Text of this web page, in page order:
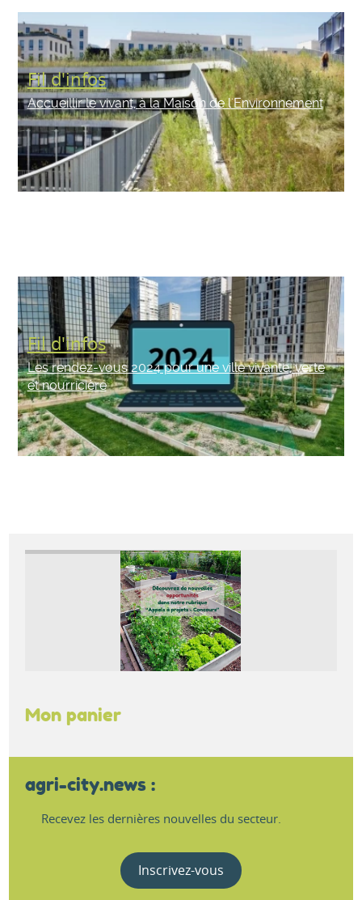
Accueillir le vivant, à la Maison de l'Environnement
Fil d'infos
Les rendez-vous 2024 pour une ville vivante, verte
et nourricière
Fil d'infos
Mon panier
agri-city.news :
Recevez les dernières nouvelles du secteur.
Inscrivez-vous